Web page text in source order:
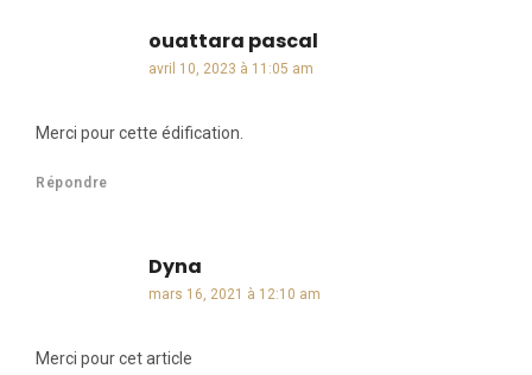
ouattara pascal
avril 10, 2023 à 11:05 am
Merci pour cette édification.
Répondre
Dyna
mars 16, 2021 à 12:10 am
Merci pour cet article